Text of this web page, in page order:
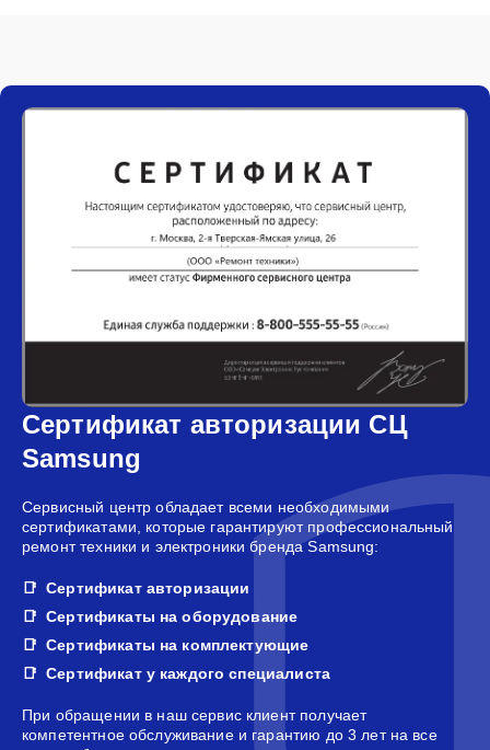
Сертификат авторизации СЦ
Samsung
Сервисный центр обладает всеми необходимыми
сертификатами, которые гарантируют профессиональный
ремонт техники и электроники бренда Samsung:
Сертификат авторизации
Сертификаты на оборудование
Сертификаты на комплектующие
Сертификат у каждого специалиста
При обращении в наш сервис клиент получает
компетентное обслуживание и гарантию до 3 лет на все